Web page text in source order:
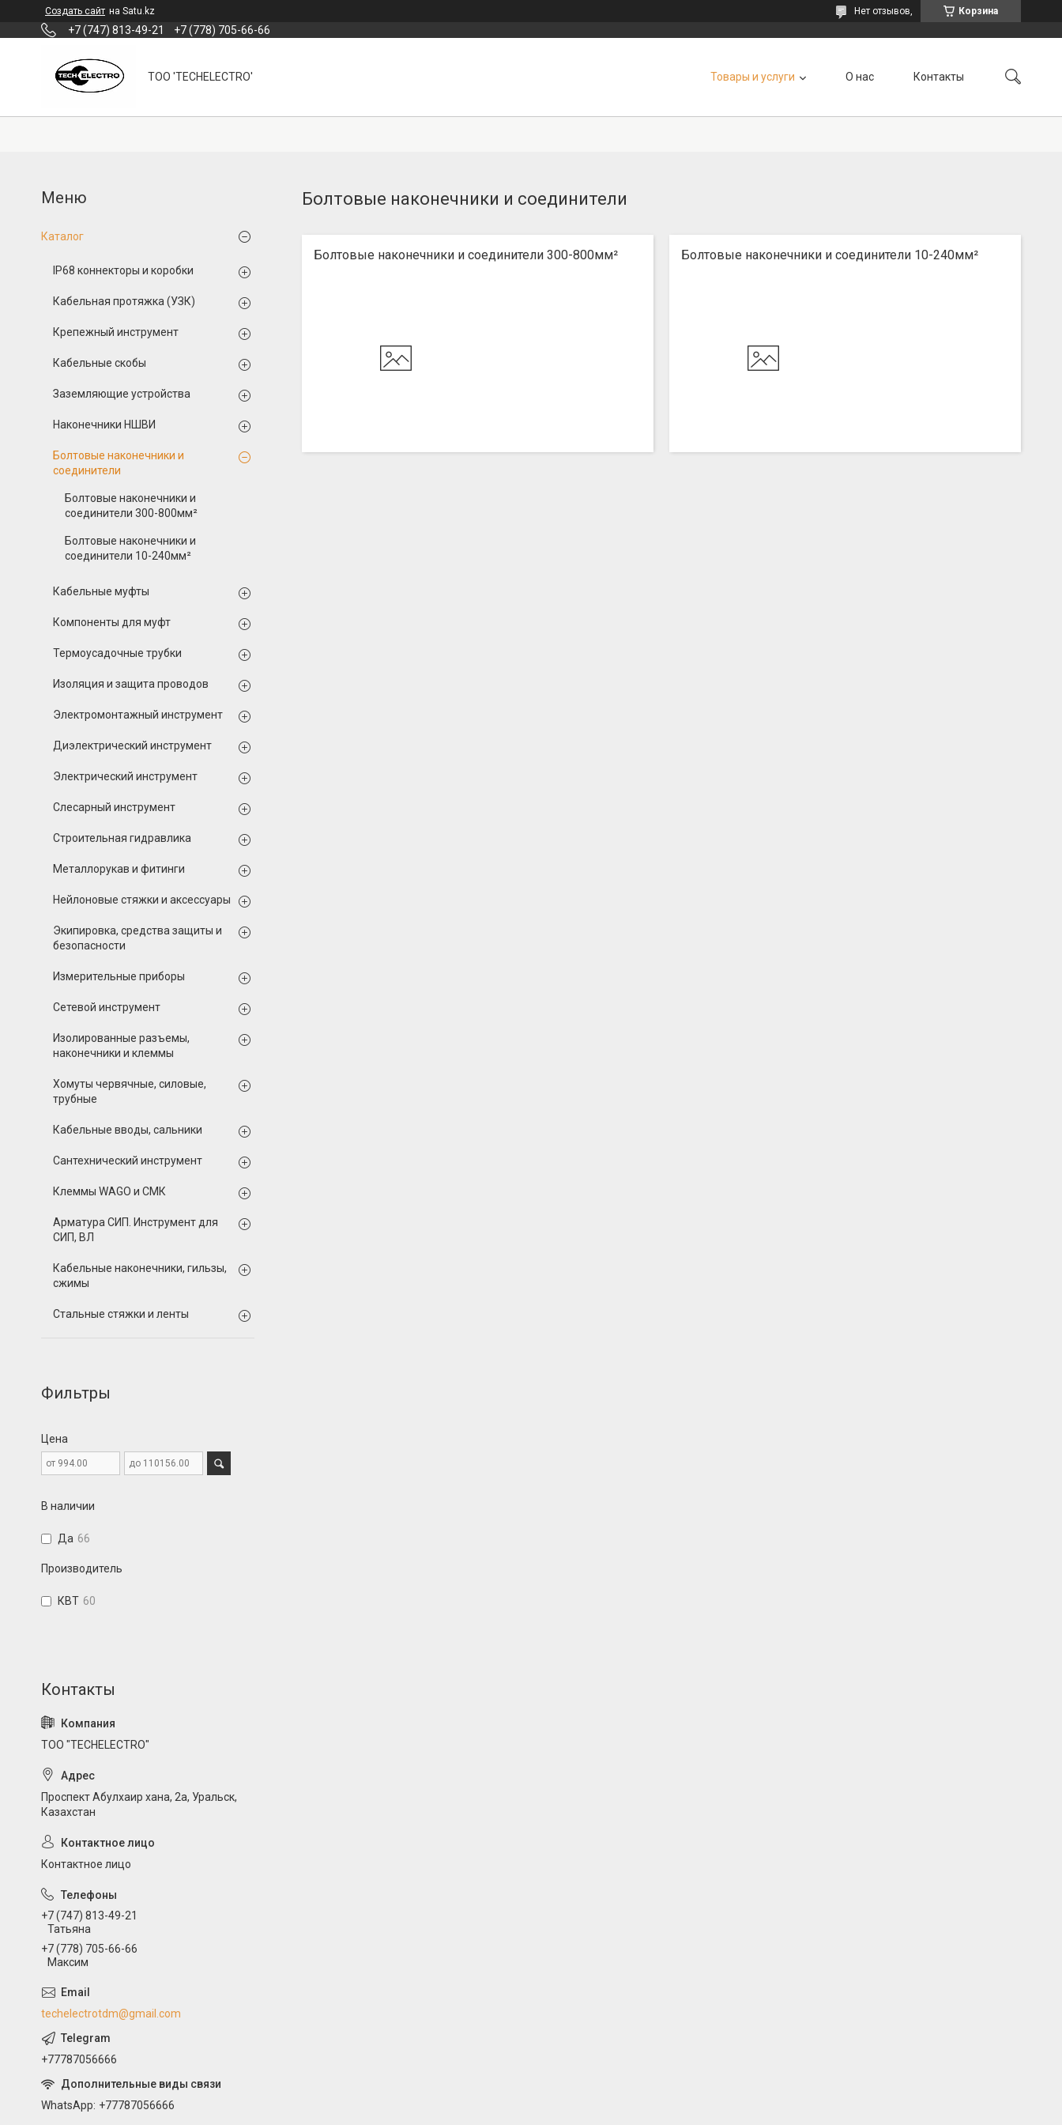
Создать сайт на Satu.kz Корзина
Нет отзывов,
+7 (747) 813-49-21 +7 (778) 705-66-66
ТОО 'TECHELECTRO' Товары и услуги О нас Контакты
Болтовые наконечники и соединители
Болтовые наконечники и соединители 300-800мм² Болтовые наконечники и соединители 10-240мм²
Каталог
IP68 коннекторы и коробки
Кабельная протяжка (УЗК)
Крепежный инструмент
Кабельные скобы
Заземляющие устройства
Наконечники НШВИ
Болтовые наконечники и
соединители
Болтовые наконечники и
соединители 300-800мм²
Болтовые наконечники и
соединители 10-240мм²
Кабельные муфты
Компоненты для муфт
Термоусадочные трубки
Изоляция и защита проводов
Электромонтажный инструмент
Диэлектрический инструмент
Электрический инструмент
Слесарный инструмент
Строительная гидравлика
Металлорукав и фитинги
Нейлоновые стяжки и аксессуары
Экипировка, средства защиты и
безопасности
Измерительные приборы
Сетевой инструмент
Изолированные разъемы,
наконечники и клеммы
Хомуты червячные, силовые,
трубные
Кабельные вводы, сальники
Сантехнический инструмент
Клеммы WAGO и СМК
Арматура СИП. Инструмент для
СИП, ВЛ
Кабельные наконечники, гильзы,
сжимы
Стальные стяжки и ленты
Фильтры
Цена
В наличии
Да 66
Производитель
КВТ 60
ТОО "TECHELECTRO"
Проспект Абулхаир хана, 2а, Уральск,
Казахстан
Контактное лицо
+7 (747) 813-49-21
Татьяна
+7 (778) 705-66-66
Максим
techelectrotdm@gmail.com
+77787056666
WhatsApp +77787056666